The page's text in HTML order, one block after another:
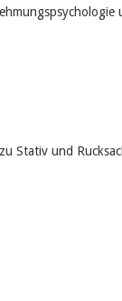
Stativ und